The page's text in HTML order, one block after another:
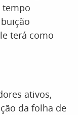
tempo
terá como
ativos,
da folha de